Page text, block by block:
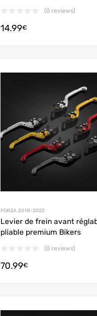
(0 reviews)
14.99€
FORZA 2018-2022
Levier de frein avant
pliable premium Bikers
(0 reviews)
70.99€